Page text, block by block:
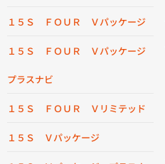
１５Ｓ ＦＯＵＲ Ｖパッケージ
１５Ｓ ＦＯＵＲ Ｖパッケージ
プラスナビ
１５Ｓ ＦＯＵＲ Ｖリミテッド
１５Ｓ Ｖパッケージ